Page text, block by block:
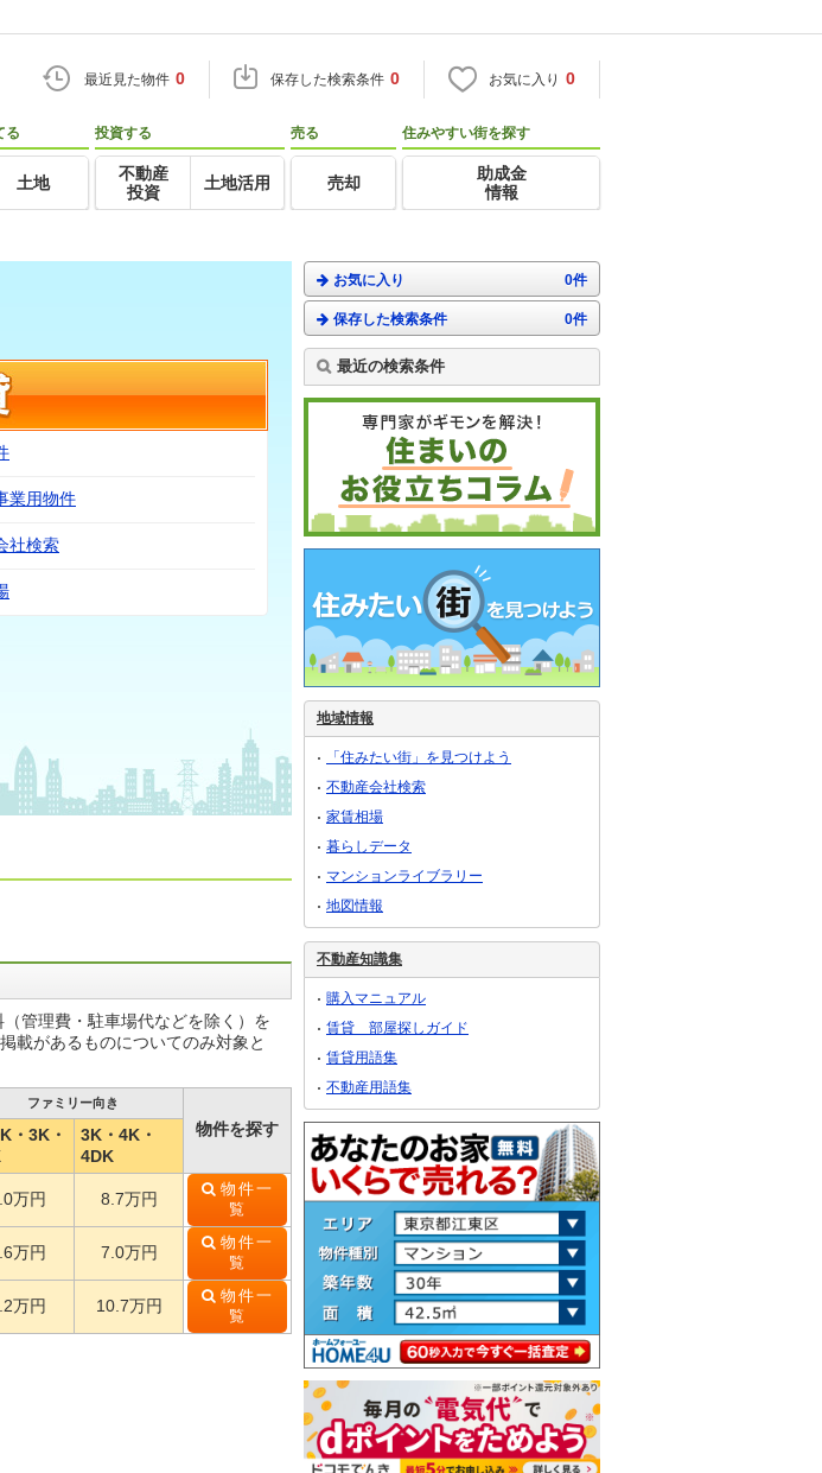
最近見た物件 0 保存した検索条件 0 お気に入り 0
る
土地
投資する
不動産
投資
土地活用
売る
売却
住みやすい街を探す
助成金
情報
業用物件
社検索
管理費・駐車場代などを除く）を
載があるものについてのみ対象と
ファミリー向き
物件を探す
・3K・
3K・4K・
4DK
万円 8.7万円
物件一
覧
万円 7.0万円
物件一
覧
万円 10.7万円
物件一
覧
お気に入り 0件
保存した検索条件 0件
最近の検索条件
地域情報
「住みたい街」を見つけよう
不動産会社検索
家賃相場
暮らしデータ
マンションライブラリー
地図情報
不動産知識集
購入マニュアル
賃貸 部屋探しガイド
賃貸用語集
不動産用語集